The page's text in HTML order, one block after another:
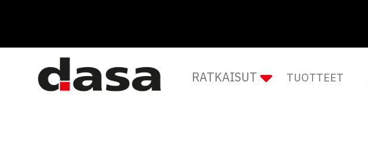
RATKAISUT TUOTTEET